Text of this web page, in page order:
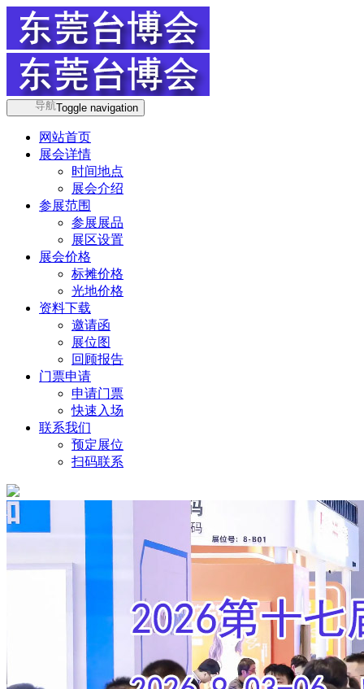
导航Toggle navigation
网站首页
展会详情
时间地点
展会介绍
参展范围
参展展品
展区设置
展会价格
标摊价格
光地价格
资料下载
邀请函
展位图
回顾报告
门票申请
申请门票
快速入场
联系我们
预定展位
扫码联系